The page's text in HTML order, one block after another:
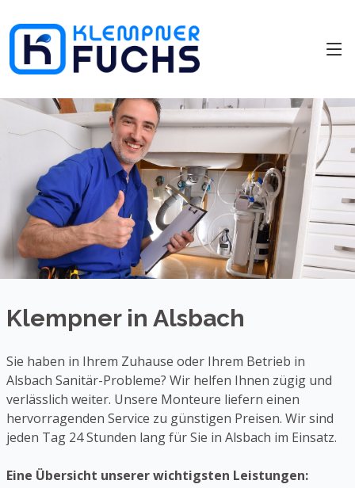
Klempner in Alsbach
Sie haben in Ihrem Zuhause oder Ihrem Betrieb in
Alsbach Sanitär-Probleme? Wir helfen Ihnen zügig und
verlässlich weiter. Unsere Monteure liefern einen
hervorragenden Service zu günstigen Preisen. Wir sind
jeden Tag 24 Stunden lang für Sie in Alsbach im Einsatz.
Eine Übersicht unserer wichtigsten Leistungen: